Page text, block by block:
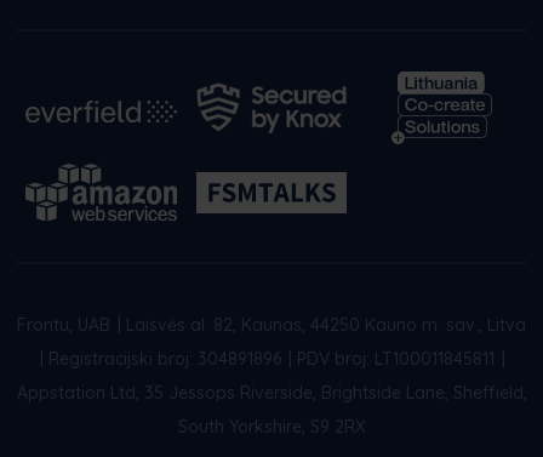
Frontu, UAB
Laisvės al. 82, Kaunas, 44250 Kauno m. sav., Litva
Registracijski broj: 304891896 PDV broj: LT100011845811
Appstation Ltd, 35 Jessops Riverside, Brightside Lane, Sheffield,
South Yorkshire, S9 2RX